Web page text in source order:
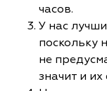
часов.
У нас
поскольку
не
значит и